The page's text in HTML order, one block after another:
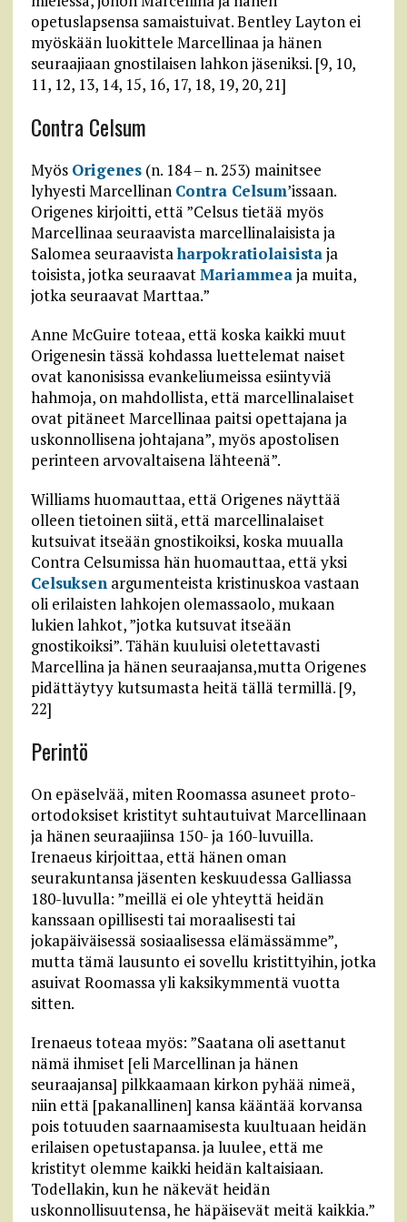
opetuslapsensa samaistuivat. Bentley Layton ei
myöskään luokittele Marcellinaa ja hänen
seuraajiaan gnostilaisen lahkon jäseniksi. [9, 10,
11, 12, 13, 14, 15, 16, 17, 18, 19, 20, 21]
Contra Celsum
Myös Origenes(n. 184 – n. 253) mainitsee
lyhyesti Marcellinan Contra Celsum’issaan.
Origenes kirjoitti, että ”Celsus tietää myös
Marcellinaa seuraavista marcellinalaisista ja
Salomea seuraavistaharpokratiolaisistaja
toisista, jotka seuraavatMariammeaja muita,
jotka seuraavat Marttaa.”
Anne McGuire toteaa, että koska kaikki muut
Origenesin tässä kohdassa luettelemat naiset
ovat kanonisissa evankeliumeissa esiintyviä
hahmoja, on mahdollista, että marcellinalaiset
ovat pitäneet Marcellinaa paitsi opettajana ja
uskonnollisena johtajana”, myös apostolisen
perinteen arvovaltaisena lähteenä”.
Williams huomauttaa, että Origenes näyttää
olleen tietoinen siitä, että marcellinalaiset
kutsuivat itseään gnostikoiksi, koska muualla
Contra Celsumissa hän huomauttaa, että yksi
Celsuksenargumenteista kristinuskoa vastaan
oli erilaisten lahkojen olemassaolo, mukaan
lukien lahkot, ”jotka kutsuvat itseään
gnostikoiksi”. Tähän kuuluisi oletettavasti
Marcellina ja hänen seuraajansa,mutta Origenes
pidättäytyy kutsumasta heitä tällä termillä. [9,
22]
Perintö
On epäselvää, miten Roomassa asuneet proto-
ortodoksiset kristityt suhtautuivat Marcellinaan
ja hänen seuraajiinsa 150- ja 160-luvuilla.
Irenaeus kirjoittaa, että hänen oman
seurakuntansa jäsenten keskuudessa Galliassa
180-luvulla: ”meillä ei ole yhteyttä heidän
kanssaan opillisesti tai moraalisesti tai
jokapäiväisessä sosiaalisessa elämässämme”,
mutta tämä lausunto ei sovellu kristittyihin, jotka
asuivat Roomassa yli kaksikymmentä vuotta
sitten.
Irenaeus toteaa myös: ”Saatana oli asettanut
nämä ihmiset [eli Marcellinan ja hänen
seuraajansa] pilkkaamaan kirkon pyhää nimeä,
niin että [pakanallinen] kansa kääntää korvansa
pois totuuden saarnaamisesta kuultuaan heidän
erilaisen opetustapansa. ja luulee, että me
kristityt olemme kaikki heidän kaltaisiaan.
Todellakin, kun he näkevät heidän
uskonnollisuutensa, he häpäisevät meitä kaikkia.”